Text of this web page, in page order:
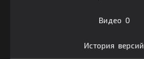
Видео 0
История версий